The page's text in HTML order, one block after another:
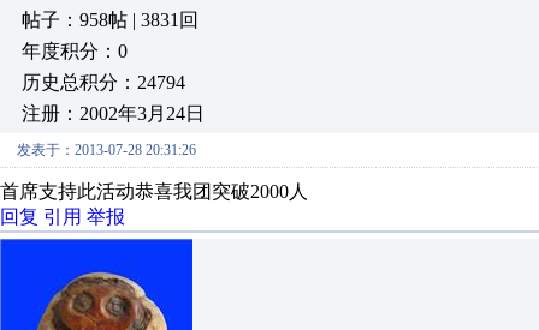
帖子：958帖 | 3831回
年度积分：0
历史总积分：24794
注册：2002年3月24日
发表于：2013-07-28 20:31:26
首席支持此活动恭喜我团突破2000人
回复 引用 举报